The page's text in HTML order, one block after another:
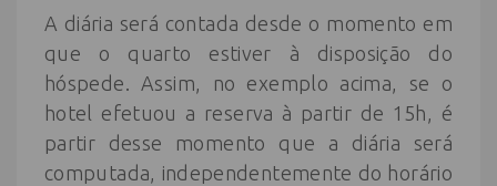
A diária será contada desde o momento em
que o quarto estiver à disposição do
hóspede. Assim, no exemplo acima, se o
hotel efetuou a reserva à partir de 15h, é
partir desse momento que a diária será
computada, independentemente do horário